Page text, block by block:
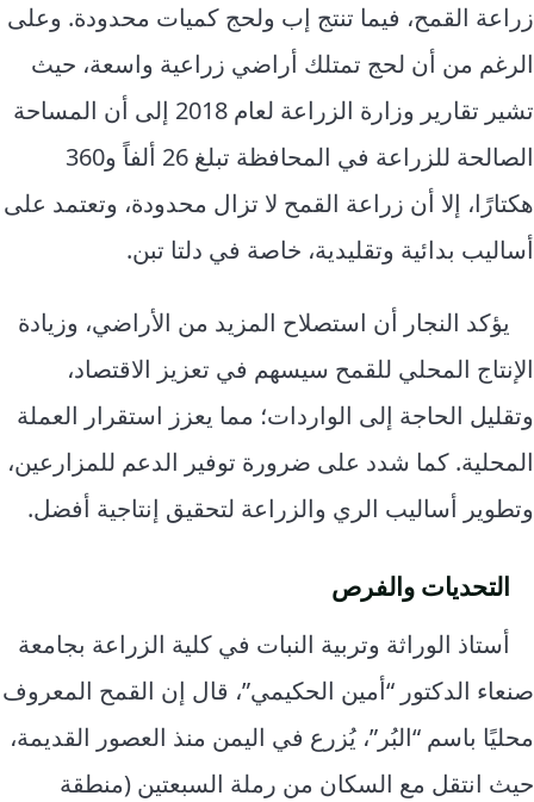
زراعة القمح، فيما تنتج إب ولحج كميات محدودة. وعلى
الرغم من أن لحج تمتلك أراضي زراعية واسعة، حيث
تشير تقارير وزارة الزراعة لعام 2018 إلى أن المساحة
الصالحة للزراعة في المحافظة تبلغ 26 ألفاً و360
هكتارًا، إلا أن زراعة القمح لا تزال محدودة، وتعتمد على
أساليب بدائية وتقليدية، خاصة في دلتا تبن.
يؤكد النجار أن استصلاح المزيد من الأراضي، وزيادة
الإنتاج المحلي للقمح سيسهم في تعزيز الاقتصاد،
وتقليل الحاجة إلى الواردات؛ مما يعزز استقرار العملة
المحلية. كما شدد على ضرورة توفير الدعم للمزارعين،
وتطوير أساليب الري والزراعة لتحقيق إنتاجية أفضل.
التحديات والفرص
أستاذ الوراثة وتربية النبات في كلية الزراعة بجامعة
صنعاء الدكتور “أمين الحكيمي”، قال إن القمح المعروف
محليًا باسم “البُر”، يُزرع في اليمن منذ العصور القديمة،
حيث انتقل مع السكان من رملة السبعتين (منطقة